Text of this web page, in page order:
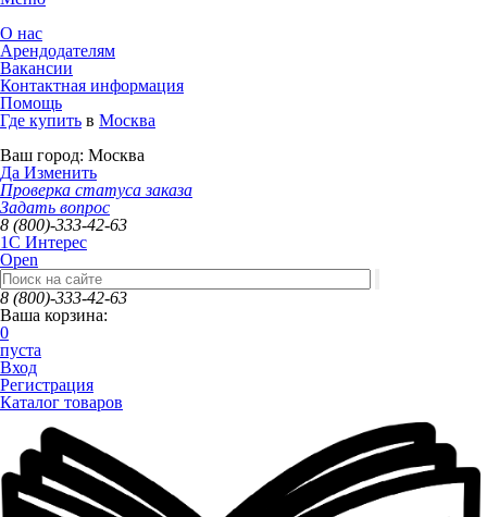
О нас
Арендодателям
Вакансии
Контактная информация
Помощь
Где купить в Москва
Ваш город: Москва
Да Изменить
Проверка статуса заказа
Задать вопрос
8 (800)-333-42-63
1C Интерес
Open
8 (800)-333-42-63
Ваша корзина:
0
пуста
Вход
Регистрация
Каталог товаров